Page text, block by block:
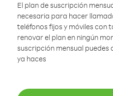
El plan de suscripción
necesaria para hacer
teléfonos fijos y móviles con
renovar el plan en ningún
suscripción mensual
ya haces